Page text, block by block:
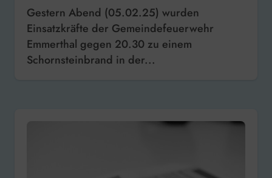
Gestern Abend (05.02.25) wurden
Einsatzkräfte der Gemeindefeuerwehr
Emmerthal gegen 20.30 zu einem
Schornsteinbrand in der...